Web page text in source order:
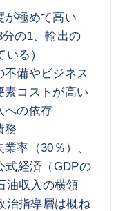
が極めて高い
分の1、輸出の
る）
不備やビジネス
素コストが高い
への依存
務
率（30％）、
式経済（GDPの
油収入の横領
治指導層は概ね